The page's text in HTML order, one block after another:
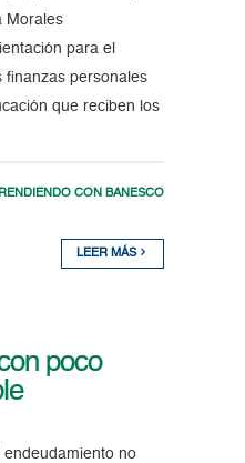
Morales
para el
finanzas personales
que reciben los
CON BANESCO
LEER MÁS
poco
endeudamiento no